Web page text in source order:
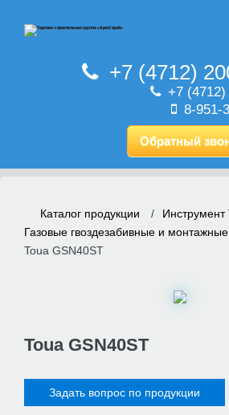
+7 (4712)
+7 (4712)
8-951-
Обратный
Каталог продукции / Инструмент
Газовые гвоздезабивные и
Toua GSN40ST
Toua GSN40ST
Задать вопрос по продукции